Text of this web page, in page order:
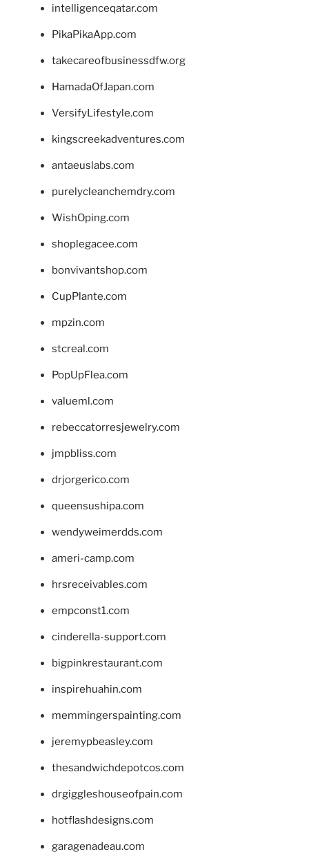
intelligenceqatar.com
PikaPikaApp.com
takecareofbusinessdfw.org
HamadaOfJapan.com
VersifyLifestyle.com
kingscreekadventures.com
antaeuslabs.com
purelycleanchemdry.com
WishOping.com
shoplegacee.com
bonvivantshop.com
CupPlante.com
mpzin.com
stcreal.com
PopUpFlea.com
valueml.com
rebeccatorresjewelry.com
jmpbliss.com
drjorgerico.com
queensushipa.com
wendyweimerdds.com
ameri-camp.com
hrsreceivables.com
empconst1.com
cinderella-support.com
bigpinkrestaurant.com
inspirehuahin.com
memmingerspainting.com
jeremypbeasley.com
thesandwichdepotcos.com
drgiggleshouseofpain.com
hotflashdesigns.com
garagenadeau.com